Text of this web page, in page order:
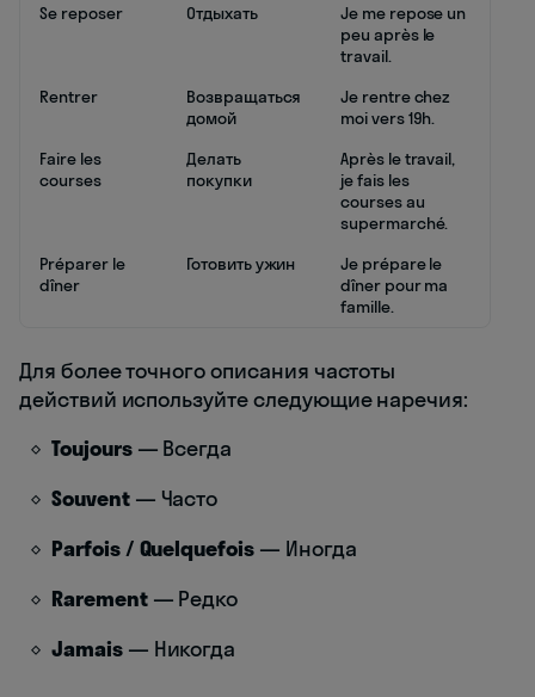
Se reposer
Отдыхать
Je me repose un
peu après le
travail.
Rentrer
Возвращаться
домой
Je rentre chez
moi vers 19h.
Faire les
courses
Делать
покупки
Après le travail,
je fais les
courses au
supermarché.
Préparer le
dîner
Готовить ужин
Je prépare le
dîner pour ma
famille.
Для более точного описания частоты
действий используйте следующие наречия:
Toujours— Всегда
Souvent— Часто
Parfois / Quelquefois— Иногда
Rarement— Редко
Jamais— Никогда